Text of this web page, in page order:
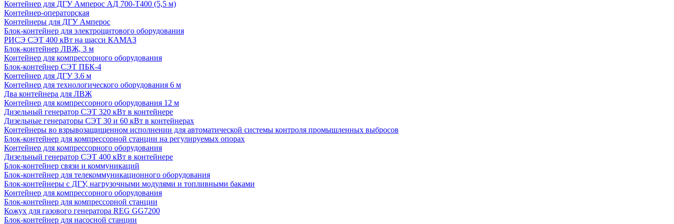
Контейнер для ДГУ Амперос АД 700-Т400 (5,5 м)
Контейнер-операторская
Контейнеры для ДГУ Амперос
Блок-контейнер для электрощитового оборудования
РИСЭ СЭТ 400 кВт на шасси КАМАЗ
Блок-контейнер ЛВЖ, 3 м
Контейнер для компрессорного оборудования
Блок-контейнер СЭТ ПБК-4
Контейнер для ДГУ 3.6 м
Контейнер для технологического оборудования 6 м
Два контейнера для ЛВЖ
Контейнер для компрессорного оборудования 12 м
Дизельный генератор СЭТ 320 кВт в контейнере
Дизельные генераторы СЭТ 30 и 60 кВт в контейнерах
Контейнеры во взрывозащищенном исполнении для автоматической системы контроля промышленных выбросов
Блок-контейнер для компрессорной станции на регулируемых опорах
Контейнер для компрессорного оборудования
Дизельный генератор СЭТ 400 кВт в контейнере
Блок-контейнер связи и коммуникаций
Блок-контейнер для телекоммуникационного оборудования
Блок-контейнеры с ДГУ, нагрузочными модулями и топливными баками
Контейнер для компрессорного оборудования
Блок-контейнер для компрессорной станции
Кожух для газового генератора REG GG7200
Блок-контейнер для насосной станции